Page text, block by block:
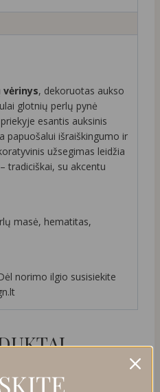
vėrinys, dekoruotas aukso
glotnių perlų pynė
esantis auksinis
papuošalui išraiškingumo ir
užsegimas leidžia
tradiciškai, su akcentu
masė, hematitas,
norimo ilgio susisiekite
NUOLAIDA